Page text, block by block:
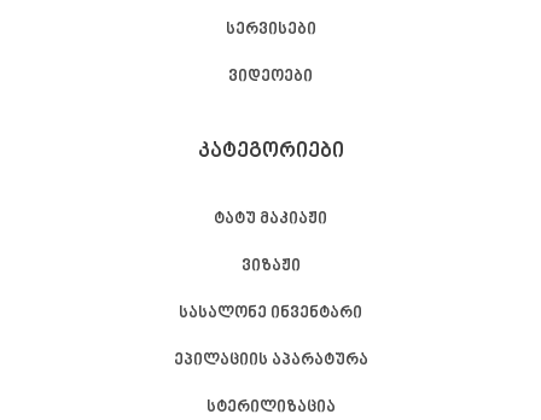
სერვისები
ვიდეოები
ᲙᲐᲢᲔᲒᲝᲠᲘᲔᲑᲘ
ტატუ მაკიაჟი
ვიზაჟი
სასალონე ინვენტარი
ეპილაციის აპარატურა
სტერილიზაცია